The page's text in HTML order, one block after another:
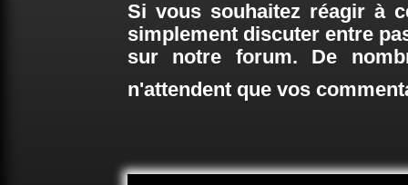
Si vous souhaitez réagir à
simplement discuter entre
sur notre forum. De
n'attendent que vos